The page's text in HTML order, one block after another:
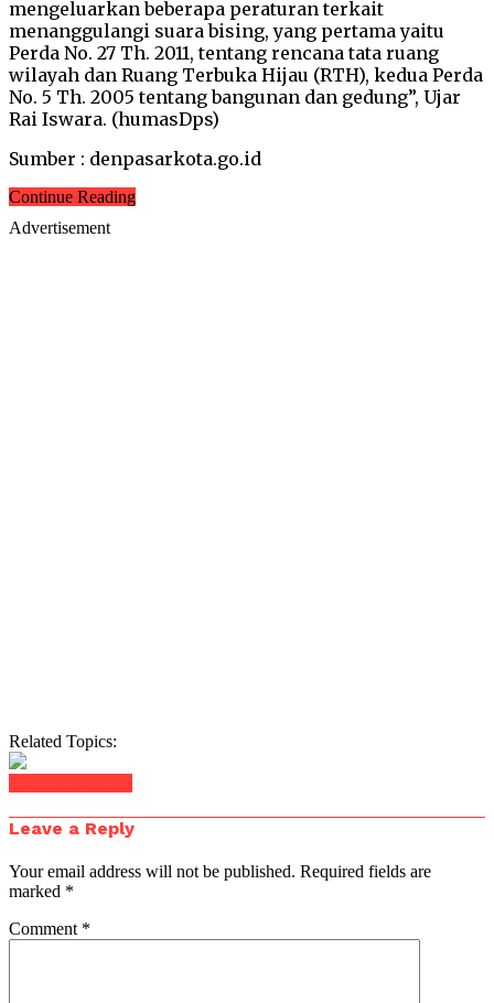
mengeluarkan beberapa peraturan terkait
menanggulangi suara bising, yang pertama yaitu
Perda No. 27 Th. 2011, tentang rencana tata ruang
wilayah dan Ruang Terbuka Hijau (RTH), kedua Perda
No. 5 Th. 2005 tentang bangunan dan gedung”, Ujar
Rai Iswara. (humasDps)
Sumber : denpasarkota.go.id
Continue Reading
Advertisement
Related Topics:
Leave a Reply
Your email address will not be published. Required fields are
marked *
Comment *